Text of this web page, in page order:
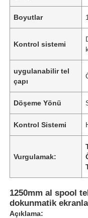
Boyutlar
Kontrol sistemi
uygulanabilir tel
çapı
Döşeme Yönü
Kontrol Sistemi
Vurgulamak:
1250mm al spool
dokunmatik ekranla
Açıklama: